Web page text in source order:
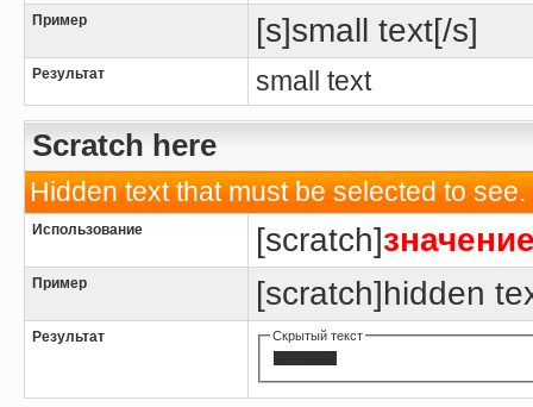
Пример [s]small text[/s]
Результат small text
Scratch here
Hidden text that must be selected to see.
Использование [scratch]
Пример [scratch]hidden
Результат
Скрытый текст